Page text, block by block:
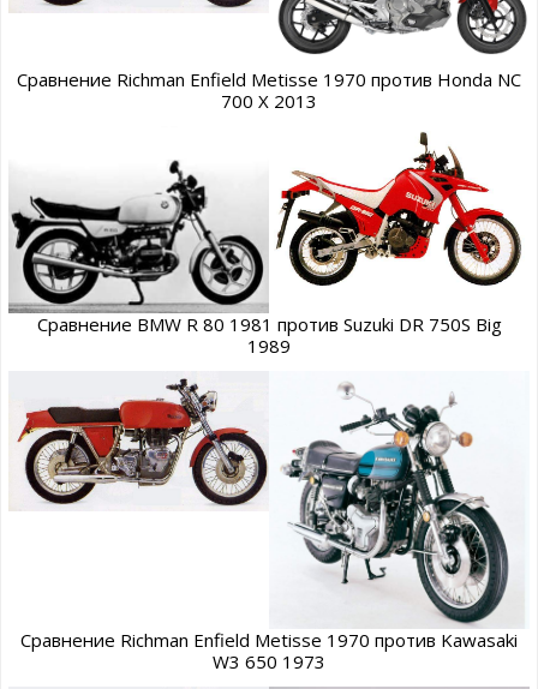
Сравнение Richman Enfield Metisse 1970 против Honda NC
700 X 2013
Сравнение BMW R 80 1981 против Suzuki DR 750S Big
1989
Сравнение Richman Enfield Metisse 1970 против Kawasaki
W3 650 1973